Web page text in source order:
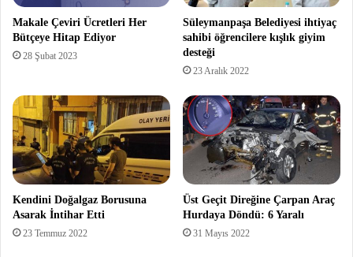
Makale Çeviri Ücretleri Her
Bütçeye Hitap Ediyor
28 Şubat 2023
Süleymanpaşa Belediyesi ihtiyaç
sahibi öğrencilere kışlık giyim
desteği
23 Aralık 2022
Kendini Doğalgaz Borusuna
Asarak İntihar Etti
23 Temmuz 2022
Üst Geçit Direğine Çarpan Araç
Hurdaya Döndü: 6 Yaralı
31 Mayıs 2022